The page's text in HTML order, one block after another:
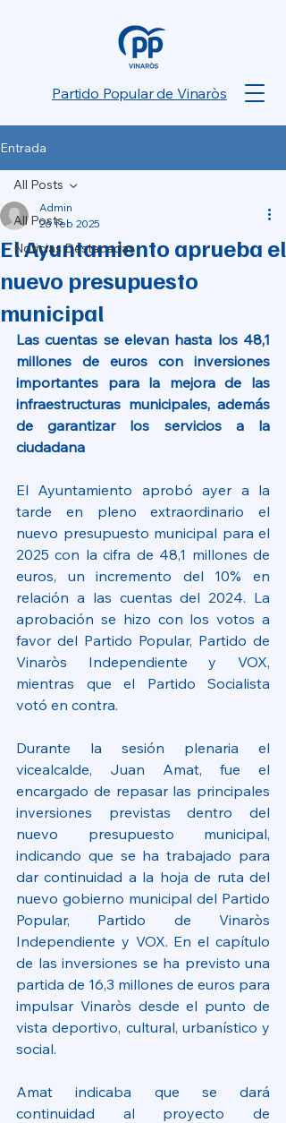
Partido Popular de Vinaròs
Entrada
All Posts
Noticias Destacadas
All Posts
El Ayuntamiento aprueba el
nuevo presupuesto
municipal
Admin
26 feb 2025
Las cuentas se elevan hasta los 48,1
millones de euros con inversiones
importantes para la mejora de las
infraestructuras municipales, además
de garantizar los servicios a la
ciudadana
El Ayuntamiento aprobó ayer a la
tarde en pleno extraordinario el
nuevo presupuesto municipal para el
2025 con la cifra de 48,1 millones de
euros, un incremento del 10% en
relación a las cuentas del 2024. La
aprobación se hizo con los votos a
favor del Partido Popular, Partido de
Vinaròs Independiente y VOX,
mientras que el Partido Socialista
votó en contra.
Durante la sesión plenaria el
vicealcalde, Juan Amat, fue el
encargado de repasar las principales
inversiones previstas dentro del
nuevo presupuesto municipal,
indicando que se ha trabajado para
dar continuidad a la hoja de ruta del
nuevo gobierno municipal del Partido
Popular, Partido de Vinaròs
Independiente y VOX. En el capítulo
de las inversiones se ha previsto una
partida de 16,3 millones de euros para
impulsar Vinaròs desde el punto de
vista deportivo, cultural, urbanístico y
social.
Amat indicaba que se dará
continuidad al proyecto de